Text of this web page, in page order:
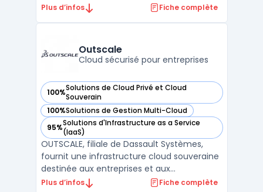
complète de services cloud, y compris des
gestion de projets. La plateforme cloud
d'OVHcloud est co ...
Plus d’infos Fiche complète
Outscale
Cloud sécurisé pour entreprises
100%Solutions de Cloud Privé et Cloud
Souverain
— voir Outscale dans cette catégorie
100%Solutions de Gestion Multi-Cloud
— voir Outscale dans cette catégorie
95%Solutions d'Infrastructure as a Service
(IaaS)
— voir Outscale dans cette catégorie
OUTSCALE, filiale de Dassault Systèmes,
fournit une infrastructure cloud souveraine
destinée aux entreprises et aux
organisations publiques. Sa plateforme
Plus d’infos Fiche complète